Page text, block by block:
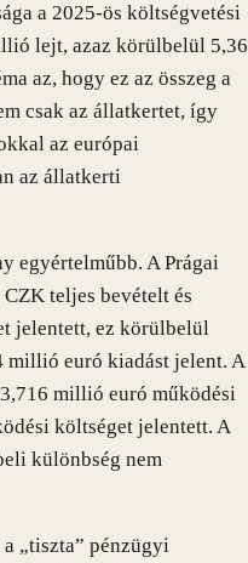
a 2025-ös költségvetési
lejt, azaz körülbelül 5,36
az, hogy ez az összeg a
csak az állatkertet, így
az európai
az állatkerti
egyértelműbb. A Prágai
teljes bevételt és
jelentett, ez körülbelül
millió euró kiadást jelent. A
millió euró működési
költséget jelentett. A
különbség nem
„tiszta” pénzügyi